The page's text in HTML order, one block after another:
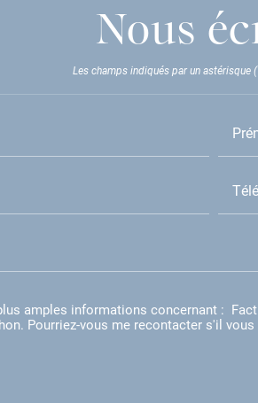
Nous
Les champs indiqués par un astérisque